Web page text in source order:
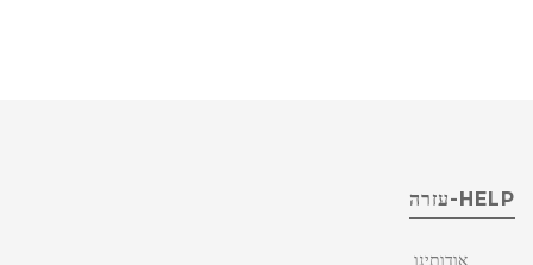
HELP-עזרה
אודותינו